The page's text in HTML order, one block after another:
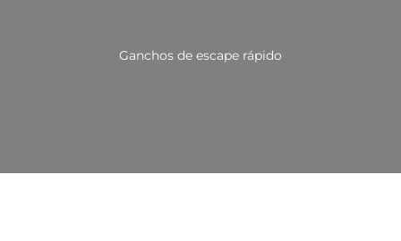
Ganchos de escape rápido